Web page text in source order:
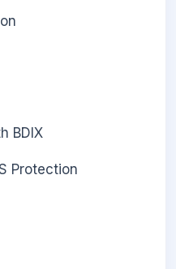
BDIX
Protection